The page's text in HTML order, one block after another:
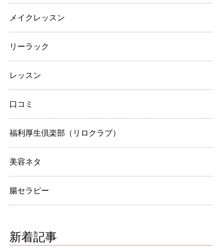
メイクレッスン
リーラック
レッスン
口コミ
福利厚生倶楽部（リロクラブ）
美容ネタ
腸セラピー
新着記事